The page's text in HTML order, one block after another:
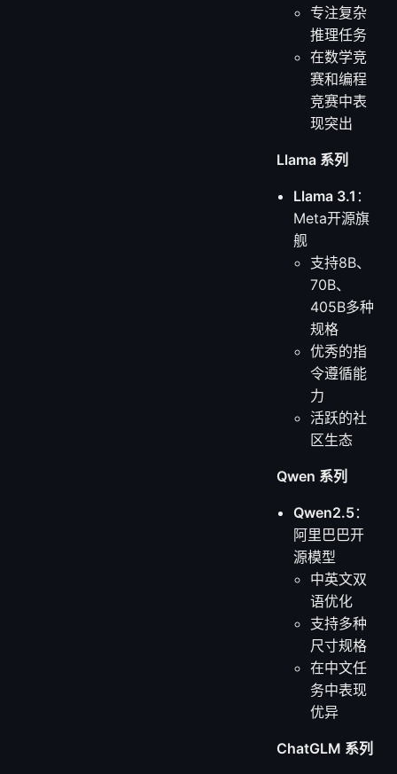
专注复杂
推理任务
在数学竞
赛和编程
竞赛中表
现突出
Llama 系列
Llama 3.1 ：
Meta开源旗
舰
支持8B、
70B、
405B多种
规格
优秀的指
令遵循能
力
活跃的社
区生态
Qwen 系列
Qwen2.5：
阿里巴巴开
源模型
中英文双
语优化
支持多种
尺寸规格
在中文任
务中表现
优异
ChatGLM 系列